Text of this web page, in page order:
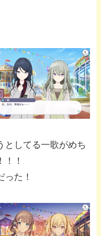
としてる一歌がめち
！
た！